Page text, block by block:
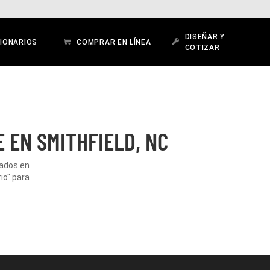
COMPRAR EN LÍNEA
DISEÑAR Y
COTIZAR
EN SMITHFIELD, NC
en
para